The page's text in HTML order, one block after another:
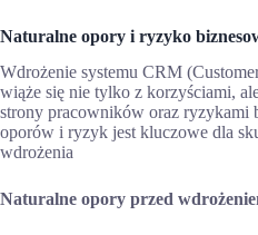
Naturalne opory i ryzyko
Wdrożenie systemu CRM
wiąże się nie tylko z korzyściami,
strony pracowników oraz ryzykami
oporów i ryzyk jest kluczowe dla
wdrożenia
Naturalne opory przed